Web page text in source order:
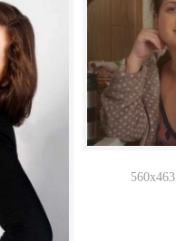
560x463